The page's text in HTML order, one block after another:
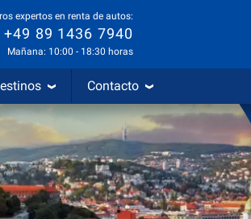
expertos en renta de autos:
+49 89 1436 7940
Mañana: 10:00 - 18:30 horas
Contacto